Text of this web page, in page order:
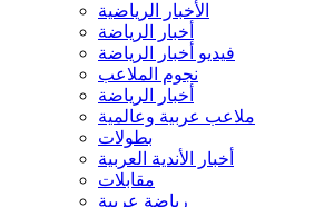
الأخبار الرياضية
أخبار الرياضة
فيديو أخبار الرياضة
نجوم الملاعب
أخبار الرياضة
ملاعب عربية وعالمية
بطولات
أخبار الأندية العربية
مقابلات
رياضة عربية